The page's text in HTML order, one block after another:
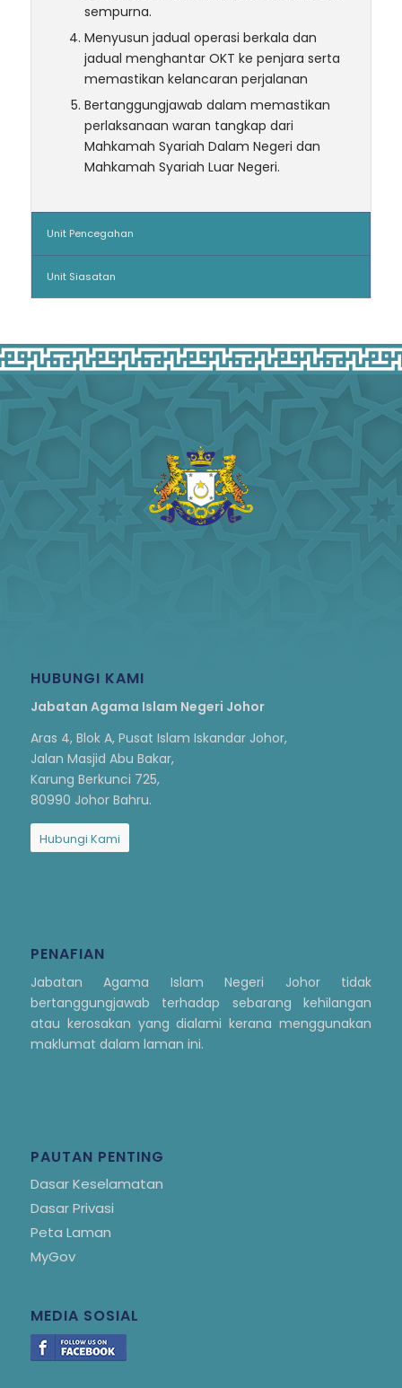
sempurna.
Menyusun jadual operasi berkala dan
jadual menghantar OKT ke penjara serta
memastikan kelancaran perjalanan
Bertanggungjawab dalam memastikan
perlaksanaan waran tangkap dari
Mahkamah Syariah Dalam Negeri dan
Mahkamah Syariah Luar Negeri.
Unit Pencegahan
Unit Siasatan
HUBUNGI KAMI
Jabatan Agama Islam Negeri Johor
Aras 4, Blok A, Pusat Islam Iskandar Johor,
Jalan Masjid Abu Bakar,
Karung Berkunci 725,
80990 Johor Bahru.
Hubungi Kami
PENAFIAN
Jabatan Agama Islam Negeri Johor tidak
bertanggungjawab terhadap sebarang kehilangan
atau kerosakan yang dialami kerana menggunakan
maklumat dalam laman ini.
PAUTAN PENTING
Dasar Keselamatan
Dasar Privasi
Peta Laman
MyGov
MEDIA SOSIAL